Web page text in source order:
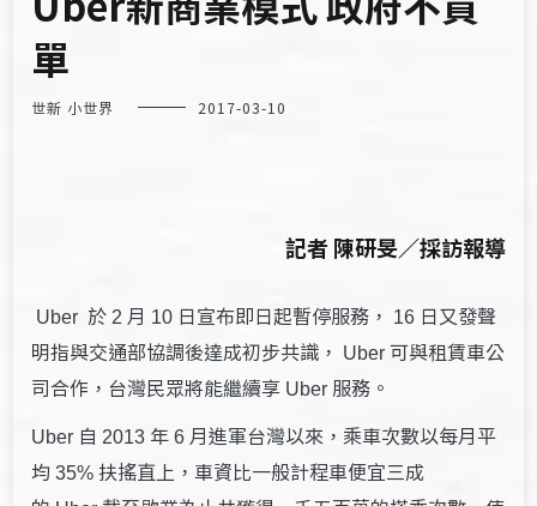
單
世新 小世界 2017-03-10
記者 陳研旻／採訪報導
Uber 於2 月 10 日宣布即日起暫停服務， 16 日又發聲
明指與交通部協調後達成初步共識，
Uber 可與租賃車公
司合作，台灣民眾將能繼續享 Uber 服務。
Uber 自2013 年6 月進軍台灣以來，乘車次數以每月平
均35%扶搖直上，車資比一般計程車便宜三成